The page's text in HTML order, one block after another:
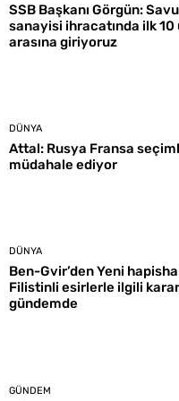
SSB Başkanı Görgün:
sanayisi ihracatında ilk 10
arasına giriyoruz
DÜNYA
Attal: Rusya Fransa
müdahale ediyor
DÜNYA
Ben-Gvir’den Yeni
Filistinli esirlerle ilgili karar
gündemde
GÜNDEM